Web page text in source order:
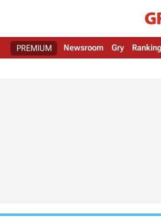
PREMIUM Newsroom Gry